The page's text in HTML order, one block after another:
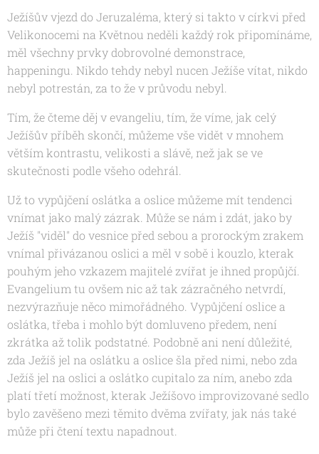
Ježíšův vjezd do Jeruzaléma, který si takto v církvi před
Velikonocemi na Květnou neděli každý rok připomínáme,
měl všechny prvky dobrovolné demonstrace,
happeningu. Nikdo tehdy nebyl nucen Ježíše vítat, nikdo
nebyl potrestán, za to že v průvodu nebyl.
Tím, že čteme děj v evangeliu, tím, že víme, jak celý
Ježíšův příběh skončí, můžeme vše vidět v mnohem
větším kontrastu, velikosti a slávě, než jak se ve
skutečnosti podle všeho odehrál.
Už to vypůjčení oslátka a oslice můžeme mít tendenci
vnímat jako malý zázrak. Může se nám i zdát, jako by
Ježíš "viděl" do vesnice před sebou a prorockým zrakem
vnímal přivázanou oslici a měl v sobě i kouzlo, kterak
pouhým jeho vzkazem majitelé zvířat je ihned propůjčí.
Evangelium tu ovšem nic až tak zázračného netvrdí,
nezvýrazňuje něco mimořádného. Vypůjčení oslice a
oslátka, třeba i mohlo být domluveno předem, není
zkrátka až tolik podstatné. Podobně ani není důležité,
zda Ježíš jel na oslátku a oslice šla před nimi, nebo zda
Ježíš jel na oslici a oslátko cupitalo za ním, anebo zda
platí třetí možnost, kterak Ježíšovo improvizované sedlo
bylo zavěšeno mezi těmito dvěma zvířaty, jak nás také
může při čtení textu napadnout.